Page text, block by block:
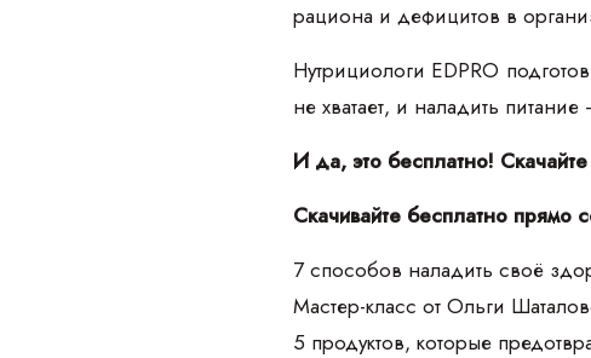
рациона и дефицитов в
Нутрициологи EDPRO
не хватает, и наладить
И да, это бесплатно!
Скачивайте бесплатно прямо
7 способов наладить своё
Мастер-класс от Ольги
5 продуктов, которые